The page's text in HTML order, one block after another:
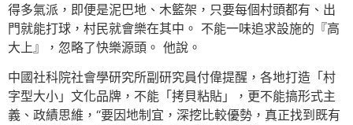
得多氣派，即便是泥巴地、木籃架，只要每個村頭都有、出
門就能打球，村民就會樂在其中。 不能一味追求設施的『高
大上』，忽略了快樂源頭。 他說。
中國社科院社會學研究所副研究員付偉提醒，各地打造「村
字型大小」文化品牌，不能「拷貝粘貼」，更不能搞形式主
義、政績思維，“要因地制宜，深挖比較優勢，真正找到既有